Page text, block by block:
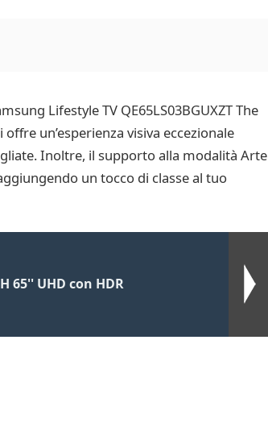
Lifestyle TV QE65LS03BGUXZT The
un’esperienza visiva eccezionale
Inoltre, il supporto alla modalità Arte
un tocco di classe al tuo
65'' UHD con HDR